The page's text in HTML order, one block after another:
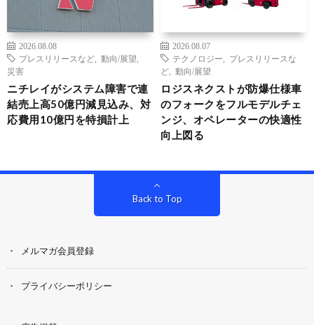
2026.08.08
プレスリリースなど
動向/展望
災害
ニチレイがシステム障害で連
結売上高50億円減見込み、対
応費用10億円を特損計上
2026.08.07
テクノロジー
プレスリリースな
ど
動向/展望
ロジスネクストが防爆仕様車
のフォークをフルモデルチェ
ンジ、オペレーターの快適性
向上図る
Back to Top
メルマガ会員登録
プライバシーポリシー